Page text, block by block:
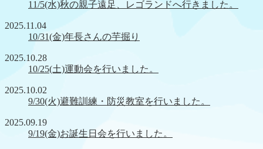
11/5(水)秋の親子遠足、レゴランドへ行きました。
2025.11.04
10/31(金)年長さんの芋掘り
2025.10.28
10/25(土)運動会を行いました。
2025.10.02
9/30(火)避難訓練・防災教室を行いました。
2025.09.19
9/19(金)お誕生日会を行いました。